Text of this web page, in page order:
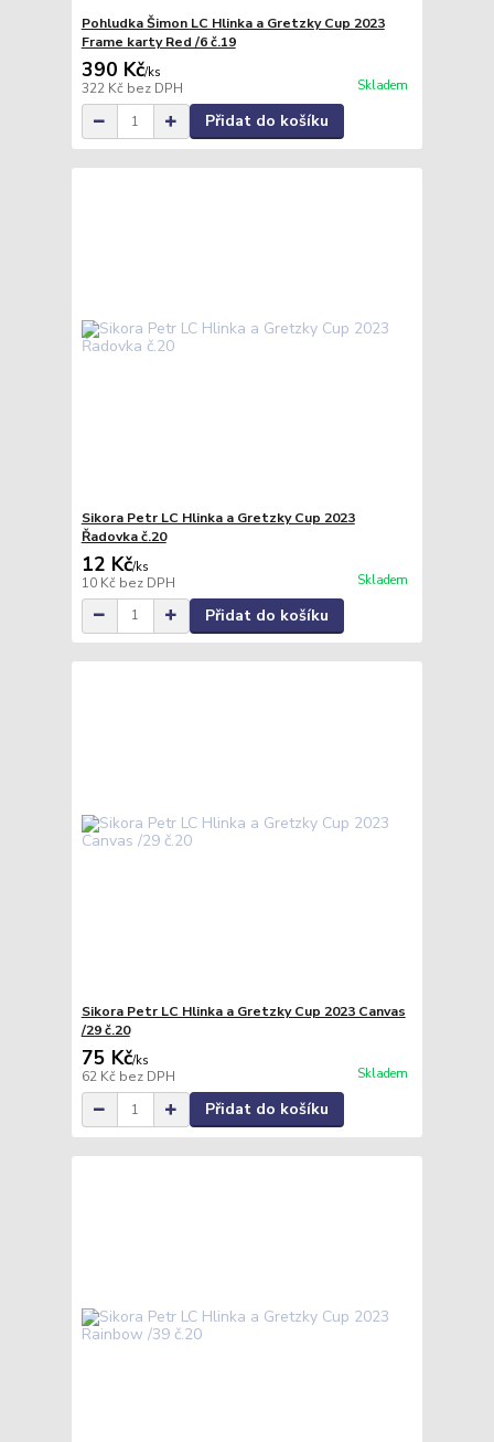
Pohludka Šimon LC Hlinka a Gretzky Cup 2023
Frame karty Red /6 č.19
390 Kč/ks
322 Kč bez DPH Skladem
Přidat do košíku
Sikora Petr LC Hlinka a Gretzky Cup 2023
Řadovka č.20
12 Kč/ks
10 Kč bez DPH Skladem
Přidat do košíku
Sikora Petr LC Hlinka a Gretzky Cup 2023 Canvas
/29 č.20
75 Kč/ks
62 Kč bez DPH Skladem
Přidat do košíku